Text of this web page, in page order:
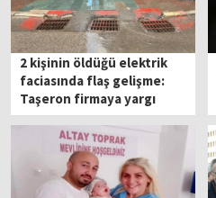
2 kişinin öldüğü elektrik
faciasında flaş gelişme:
Taşeron firmaya yargı
kararı